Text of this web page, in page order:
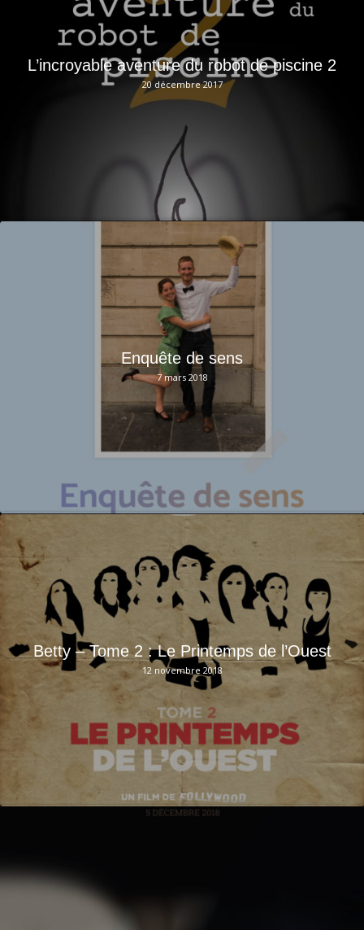
L’incroyable aventure du robot de piscine 2
20 décembre 2017
Enquête de sens
7 mars 2018
Betty – Tome 2 : Le Printemps de l’Ouest
12 novembre 2018